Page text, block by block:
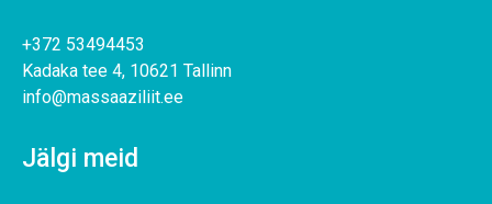
+372 53494453
Kadaka tee 4, 10621 Tallinn
info@massaaziliit.ee
Jälgi meid